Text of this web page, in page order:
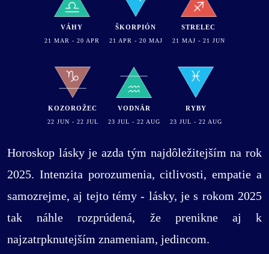
VÁHY
21 MAR - 20 APR
ŠKORPIÓN
21 APR - 20 MAJ
STRELEC
21 MAJ - 21 JUN
KOZOROŽEC
22 JUN - 22 JUL
VODNÁR
23 JUL - 22 AUG
RYBY
23 JUL - 22 AUG
Horoskop lásky je azda tým najdôležitejším na rok
2025. Intenzita porozumenia, citlivosti, empatie a
samozrejme, aj tejto témy - lásky, je s rokom 2025
tak náhle rozprúdená, že prenikne aj k
najzatrpknutejším znameniam, jedincom.